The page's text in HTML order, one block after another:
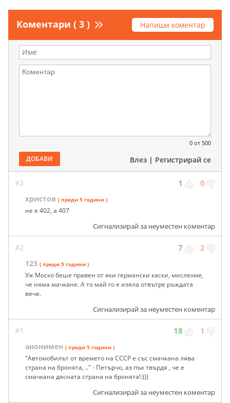
Коментари ( 3 ) Напиши коментар
0 от 500
ДОБАВИ Влез | Регистрирай се
#3 1 0
христов ( преди 5 години )
не е 402, а 407
Сигнализирай за неуместен коментар
#2 7 2
123 ( преди 5 години )
Уж Моско беше правен от яки германски каски, мислехме,
че няма мачкане. А то май го е изяла отвътре ръждата
вече.
Сигнализирай за неуместен коментар
#1 18 1
анонимен ( преди 5 години )
"Автомобилът от времето на СССР е със смачкана лява
страна на бронята, .." - Петърчо, аз пък твърдя , че е
смачкана дясната страна на бронята!:)))
Сигнализирай за неуместен коментар